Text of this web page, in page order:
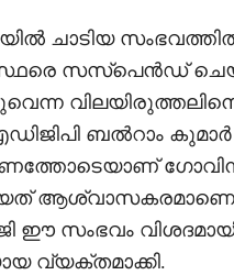
ജയിൽ ചാടിയ
സസ്‌പെൻഡ്
ബൽറാം
ഈ സംഭവം
വ്യക്തമാക്കി.